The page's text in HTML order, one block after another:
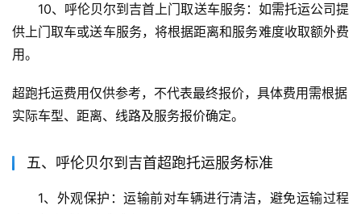
10、呼伦贝尔到吉首上门取送车服务：如需托运公司提
供上门取车或送车服务，将根据距离和服务难度收取额外费
用。
超跑托运费用仅供参考，不代表最终报价，具体费用需根据
实际车型、距离、线路及服务报价确定。
五、呼伦贝尔到吉首超跑托运服务标准
1、外观保护：运输前对车辆进行清洁，避免运输过程